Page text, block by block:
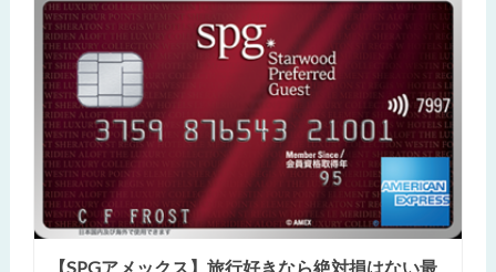
【SPGアメックス】旅行好きなら絶対損はない最